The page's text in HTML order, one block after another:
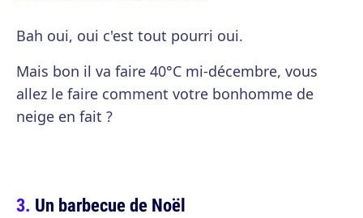
Bah oui, oui c'est tout pourri oui.
Mais bon il va faire 40°C mi-décembre, vous
allez le faire comment votre bonhomme de
neige en fait ?
Un barbecue de Noël